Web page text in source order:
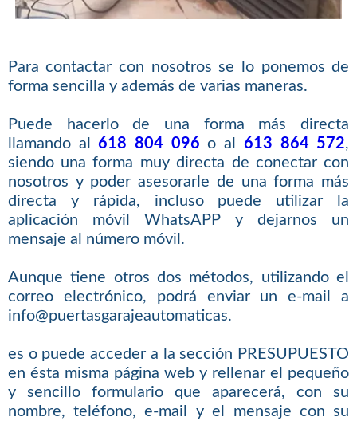
Para contactar con nosotros se lo ponemos de
forma sencilla y además de varias maneras.
Puede hacerlo de una forma más directa
llamando al618 804 096 o al 613 864 572,
siendo una forma muy directa de conectar con
nosotros y poder asesorarle de una forma más
directa y rápida, incluso puede utilizar la
aplicación móvil WhatsAPP y dejarnos un
mensaje al número móvil.
Aunque tiene otros dos métodos, utilizando el
correo electrónico, podrá enviar un e-mail a
info@puertasgarajeautomaticas.
es o puede acceder a la sección PRESUPUESTO
en ésta misma página web y rellenar el pequeño
y sencillo formulario que aparecerá, con su
nombre, teléfono, e-mail y el mensaje con su